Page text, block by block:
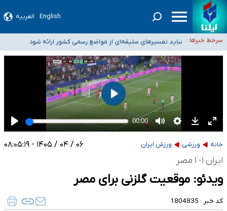
English العربیه
سرخط خبرها :
آمار خودکشی نسبت به سال‌های قبل افزایش نیافته است
دستگیری عامل اصلی حادثه فوت حمیدرضا رجب‌زاده
نباید تفسیرهای سلیقه‌ای از مواضع رسمی کشور ارائه شود
«زیرمیزی» برای داوطلبان پزشکی سراب است/ دریافت‌های غیرمتعارف در شأن پزشکی
و کشورمان نیست/ نظام سلامت جلوی این رویه را بگیرد
ضرورت آموزش حریم خصوصی در فضای آنلاین در مدارس/ هزینه‌های سنگین
اجتماعی انتشار تصاویر خصوصی برای قربانیان/ سوءاستفاده مجرمان از ترس
خانه ورزشی ورزش ایران ۰۶ / ۰۴ / ۱۴۰۵ - ۰۸:۰۵:۱۹
ایران ۱- ۱ مصر
ویدئو: موقعیت گلزنی برای مصر
کد خبر : 1804835